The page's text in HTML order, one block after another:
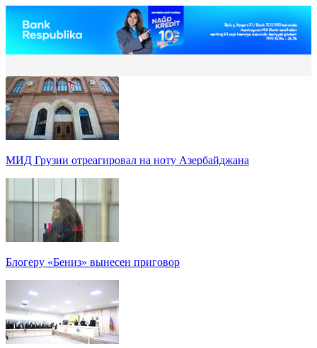
МИД Грузии отреагировал на ноту Азербайджана
Блогеру «Бениз» вынесен приговор